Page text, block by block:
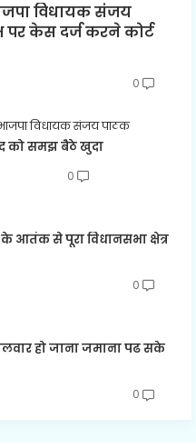
विधायक संजय
केस दर्ज करने कोर्ट
0
भाजपा विधायक संजय पाठक
को समझ बैठे खुदा
0
आतंक से पूरा विधानसभा क्षेत्र
0
हो जाना जमाना पढ सके
0